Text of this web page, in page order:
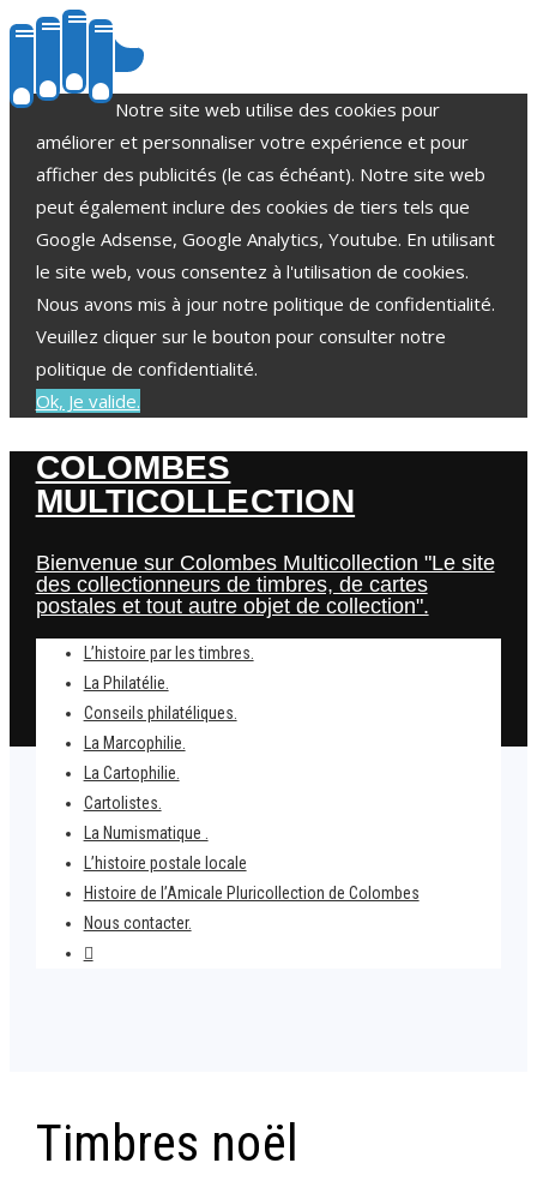
Notre site web utilise des cookies pour
améliorer et personnaliser votre expérience et pour
afficher des publicités (le cas échéant). Notre site web
peut également inclure des cookies de tiers tels que
Google Adsense, Google Analytics, Youtube. En utilisant
le site web, vous consentez à l'utilisation de cookies.
Nous avons mis à jour notre politique de confidentialité.
Veuillez cliquer sur le bouton pour consulter notre
politique de confidentialité.
Ok, Je valide.
COLOMBES
MULTICOLLECTION
Bienvenue sur Colombes Multicollection "Le site
des collectionneurs de timbres, de cartes
postales et tout autre objet de collection".
L’histoire par les timbres.
La Philatélie.
Conseils philatéliques.
La Marcophilie.
La Cartophilie.
Cartolistes.
La Numismatique .
L’histoire postale locale
Histoire de l’Amicale Pluricollection de Colombes
Nous contacter.
Home
Le facteur du Père Noël.
Timbres noël 2008 – Gibraltar.
Timbres noël